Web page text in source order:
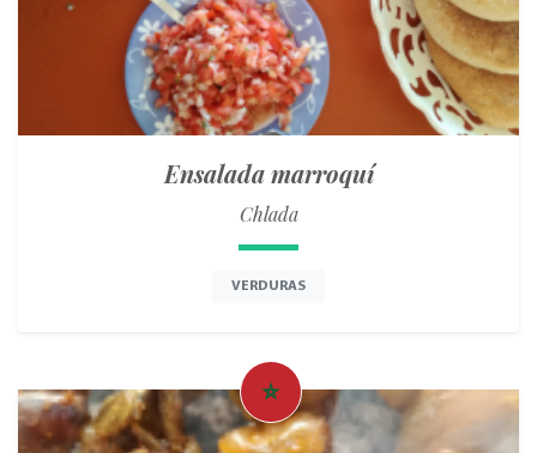
Ensalada marroquí
Chlada
VERDURAS